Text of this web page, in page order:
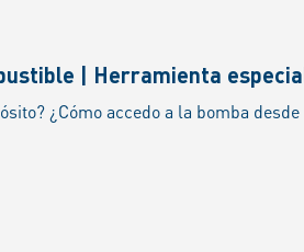
| Herramienta